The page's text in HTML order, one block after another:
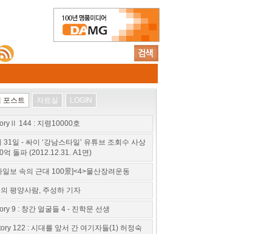
포스트 자료실 LOGIN
144 : 지령10000호
31일 - 싸이 ‘강남스타일’ 유튜브 조회수 사상
억 돌파 (2012.12.31. A1면)
일보 속의 근대 100景]<4>물산장려운동
평양사람, 주성하 기자
9 : 창간 얼굴들 4 - 진학문 선생
122 : 시대를 앞서 간 여기자들(1) 허정숙